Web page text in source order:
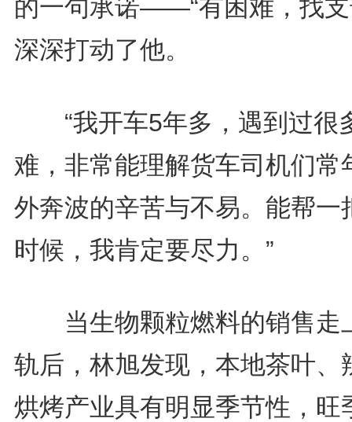
的一句承诺——“有困难，找支
深深打动了他。
“我开车5年多，遇到过很
难，非常能理解货车司机们常
外奔波的辛苦与不易。能帮一
时候，我肯定要尽力。”
当生物颗粒燃料的销售走
轨后，林旭发现，本地茶叶、
烘烤产业具有明显季节性，旺